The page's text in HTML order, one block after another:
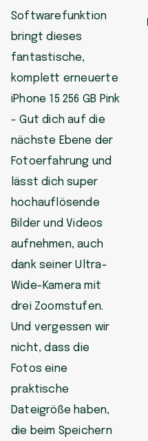
Softwarefunktion
bringt dieses
fantastische,
komplett erneuerte
iPhone 15 256 GB Pink
- Gut dich auf die
nächste Ebene der
Fotoerfahrung und
lässt dich super
hochauflösende
Bilder und Videos
aufnehmen, auch
dank seiner Ultra-
Wide-Kamera mit
drei Zoomstufen.
Und vergessen wir
nicht, dass die
Fotos eine
praktische
Dateigröße haben,
die beim Speichern